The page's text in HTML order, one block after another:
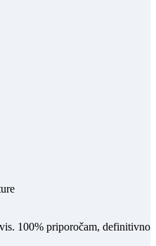
100% priporočam, definitivno